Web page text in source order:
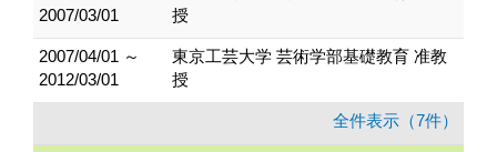
2007/03/01
授
2007/04/01 ～
2012/03/01
東京工芸大学 芸術学部基礎教育 准教
授
全件表示（7件）